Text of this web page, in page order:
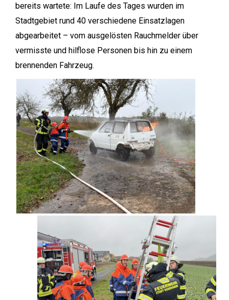
bereits wartete: Im Laufe des Tages wurden im
Stadtgebiet rund 40 verschiedene Einsatzlagen
abgearbeitet – vom ausgelösten Rauchmelder über
vermisste und hilflose Personen bis hin zu einem
brennenden Fahrzeug.